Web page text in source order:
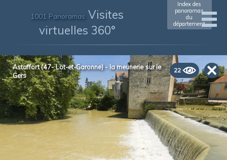
1001 Panoramas Visites
virtuelles 360°
Index des
panoramas
du
département
22
Astaffort (47- Lot-et-Garonne) - la meunerie sur le
Gers